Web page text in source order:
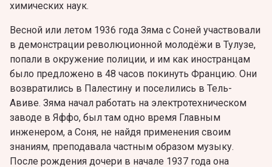
химических наук.
Весной или летом 1936 года Зяма с Соней участвовали
в демонстрации революционной молодёжи в Тулузе,
попали в окружение полиции, и им как иностранцам
было предложено в 48 часов покинуть Францию. Они
возвратились в Палестину и поселились в Тель-
Авиве. Зяма начал работать на электротехническом
заводе в Яффo, был там одно время Главным
инженером, а Соня, не найдя применения своим
знаниям, преподавала частным образом музыку.
После рождения дочери в начале 1937 года она